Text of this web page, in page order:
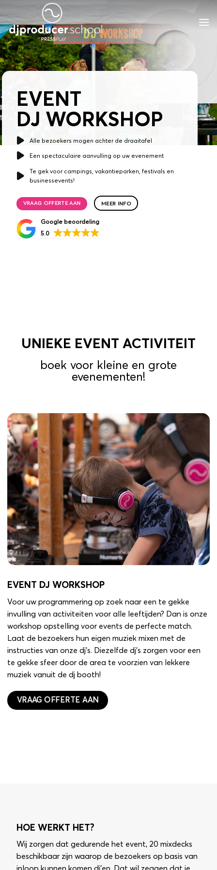
naar
inhoud
EVENT
DJ WORKSHOP
Alle bezoekers mogen achter de draaitafel
Een spectaculaire aanvulling op uw evenement
Te gek voor campings, vakantieparken, festivals en
businessevents!
VRAAG OFFERTE AAN MEER INFO
Google beoordeling
5.0
UNIEKE EVENT ACTIVITEIT
boek voor kleine en grote
evenementen!
EVENT DJ WORKSHOP
Voor uw programmering op zoek naar een te gekke
invulling van activiteiten voor alle leeftijden? Dan is onze
workshop opstelling voor events de perfecte match.
Laat de bezoekers hun eigen muziek mixen met de
instructies van onze dj’s. Diezelfde dj’s zorgen voor een
te gekke sfeer door de area te voorzien van lekkere
muziek vanuit de dj booth!
VRAAG OFFERTE AAN
HOE WERKT HET?
Wij zorgen dat gedurende het event, 20 mixdecks
beschikbaar zijn waarop de bezoekers op basis van